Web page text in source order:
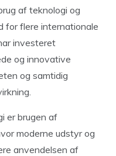
af teknologi og
for flere internationale
investeret
og innovative
og samtidig
er brugen af
moderne udstyr og
anvendelsen af